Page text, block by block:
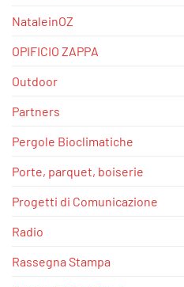
NataleinOZ
OPIFICIO ZAPPA
Outdoor
Partners
Pergole Bioclimatiche
Porte, parquet, boiserie
Progetti di Comunicazione
Radio
Rassegna Stampa